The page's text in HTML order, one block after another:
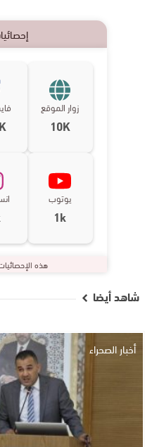
زوار الموقع
10K
يوتوب
1k
هذه
شاهد أيضا
أخبار الصحراء